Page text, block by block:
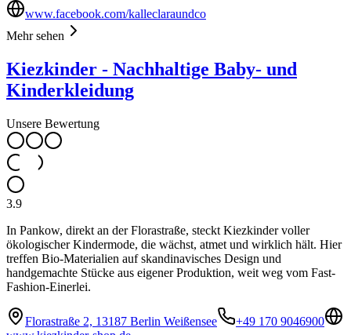
www.facebook.com/kalleclaraundco
Mehr sehen
Kiezkinder - Nachhaltige Baby- und
Kinderkleidung
Unsere Bewertung
3.9
In Pankow, direkt an der Florastraße, steckt Kiezkinder voller
ökologischer Kindermode, die wächst, atmet und wirklich hält. Hier
treffen Bio-Materialien auf skandinavisches Design und
handgemachte Stücke aus eigener Produktion, weit weg vom Fast-
Fashion-Einerlei.
Florastraße 2, 13187 Berlin Weißensee
+49 170 9046900